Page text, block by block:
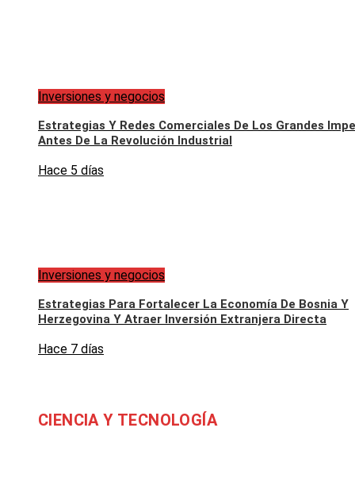
Inversiones y negocios
Estrategias Y Redes Comerciales De Los Grandes
Antes De La Revolución Industrial
Hace 5 días
Inversiones y negocios
Estrategias Para Fortalecer La Economía De Bosnia Y
Herzegovina Y Atraer Inversión Extranjera Directa
Hace 7 días
CIENCIA Y TECNOLOGÍA